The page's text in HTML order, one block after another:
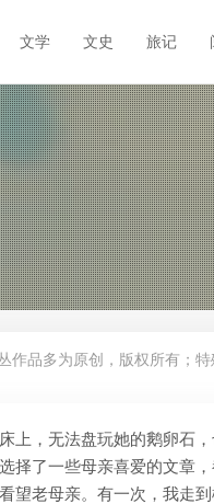
文学 文史 旅记
作品多为原创，版权所有；
上，无法盘玩她的鹅卵石
择了一些母亲喜爱的文章
望老母亲。有一次，我走